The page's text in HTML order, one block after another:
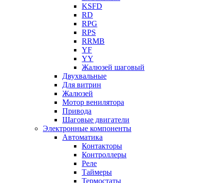
KSFD
RD
RPG
RPS
RRMB
YF
YY
Жалюзей шаговый
Двухвальные
Для витрин
Жалюзей
Мотор венилятора
Привода
Шаговые двигатели
Электронные компоненты
Автоматика
Контакторы
Контроллеры
Реле
Таймеры
Термостаты